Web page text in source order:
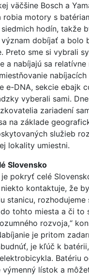
väčšine Bosch a
motory s
hodín, takže
dobíjať a bolo
Preto sme si vybrali
a nabíjajú sa relatívne
nabíjacích
e-DNA, sekcie ebajk
vyberali sami.
zariadení
na základe
služieb
lokality umiestni.
Slovensko
pokryť celé
kontaktuje, že
stanicu, rozhodujeme
tohto miesta a či to
rozvoja,“
je pritom
je kľúč k
Batériu
výmenný lístok a